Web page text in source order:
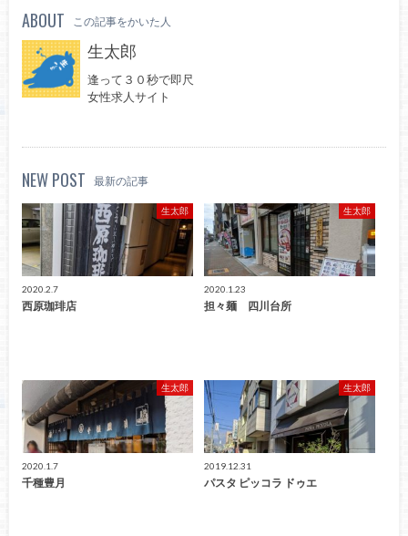
ABOUT この記事をかいた人
生太郎
逢って３０秒で即尺
女性求人サイト
NEW POST 最新の記事
生太郎
2020.2.7
西原珈琲店
生太郎
2020.1.23
担々麺 四川台所
生太郎
2020.1.7
千種豊月
生太郎
2019.12.31
パスタ ピッコラ ドゥエ